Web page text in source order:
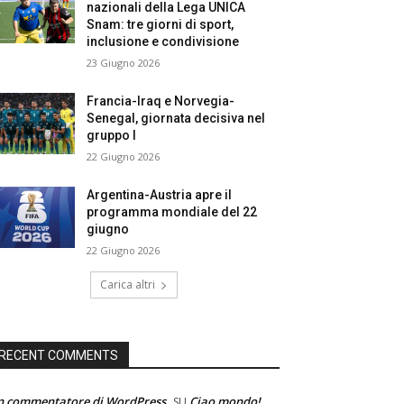
nazionali della Lega UNICA
Snam: tre giorni di sport,
inclusione e condivisione
23 Giugno 2026
Francia-Iraq e Norvegia-
Senegal, giornata decisiva nel
gruppo I
22 Giugno 2026
Argentina-Austria apre il
programma mondiale del 22
giugno
22 Giugno 2026
Carica altri
COMMENTS